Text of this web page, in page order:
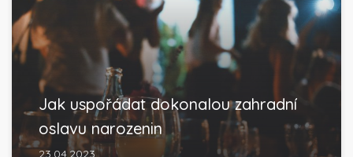
Jak uspořádat dokonalou zahradní
oslavu narozenin
23.04.2023